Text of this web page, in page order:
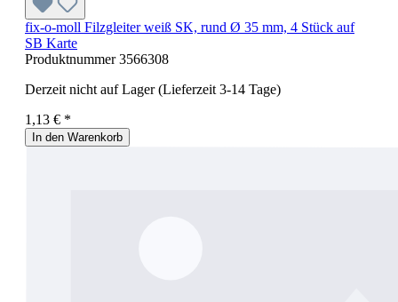
fix-o-moll Filzgleiter weiß SK, rund Ø 35 mm, 4 Stück auf
SB Karte
Produktnummer3566308
Derzeit nicht auf Lager (Lieferzeit 3-14 Tage)
1,13 € *
In den Warenkorb